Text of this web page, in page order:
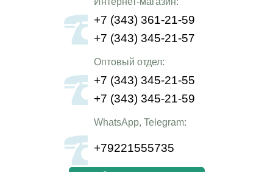
+7 (343) 361-21-59
+7 (343) 345-21-57
Оптовый отдел:
+7 (343) 345-21-55
+7 (343) 345-21-59
WhatsApp, Telegram:
+79221555735